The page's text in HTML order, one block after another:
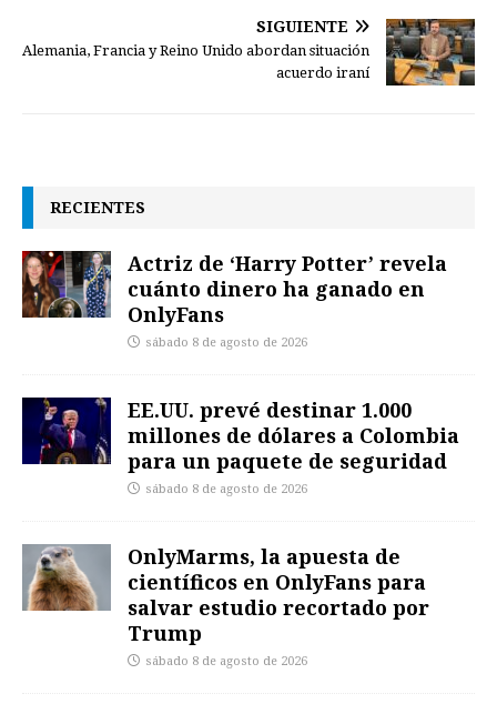
SIGUIENTE
Alemania, Francia y Reino Unido abordan situación
acuerdo iraní
RECIENTES
Actriz de ‘Harry Potter’ revela
cuánto dinero ha ganado en
OnlyFans
sábado 8 de agosto de 2026
EE.UU. prevé destinar 1.000
millones de dólares a Colombia
para un paquete de seguridad
sábado 8 de agosto de 2026
OnlyMarms, la apuesta de
científicos en OnlyFans para
salvar estudio recortado por
Trump
sábado 8 de agosto de 2026